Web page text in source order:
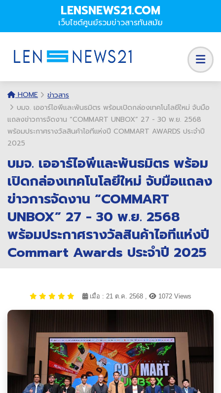
LENSNEWS21.COM
เว็บไซต์ศูนย์รวมข่าวสารทันสมัย
HOME
ข่าวสาร
บมจ. เออาร์ไอพีและพันธมิตร พร้อมเปิดกล่องเทคโนโลยีใหม่ จับมือ
แถลงข่าวการจัดงาน “COMMART UNBOX” 27 - 30 พ.ย. 2568
พร้อมประกาศรางวัลสินค้าไอทีแห่งปี COMMART AWARDS ประจำปี
2025
บมจ. เออาร์ไอพีและพันธมิตร พร้อม
เปิดกล่องเทคโนโลยีใหม่ จับมือแถลง
ข่าวการจัดงาน “COMMART
UNBOX” 27 - 30 พ.ย. 2568
พร้อมประกาศรางวัลสินค้าไอทีแห่งปี
Commart Awards ประจำปี 2025
เมื่อ : 21 ต.ค. 2568 , 1072 Views